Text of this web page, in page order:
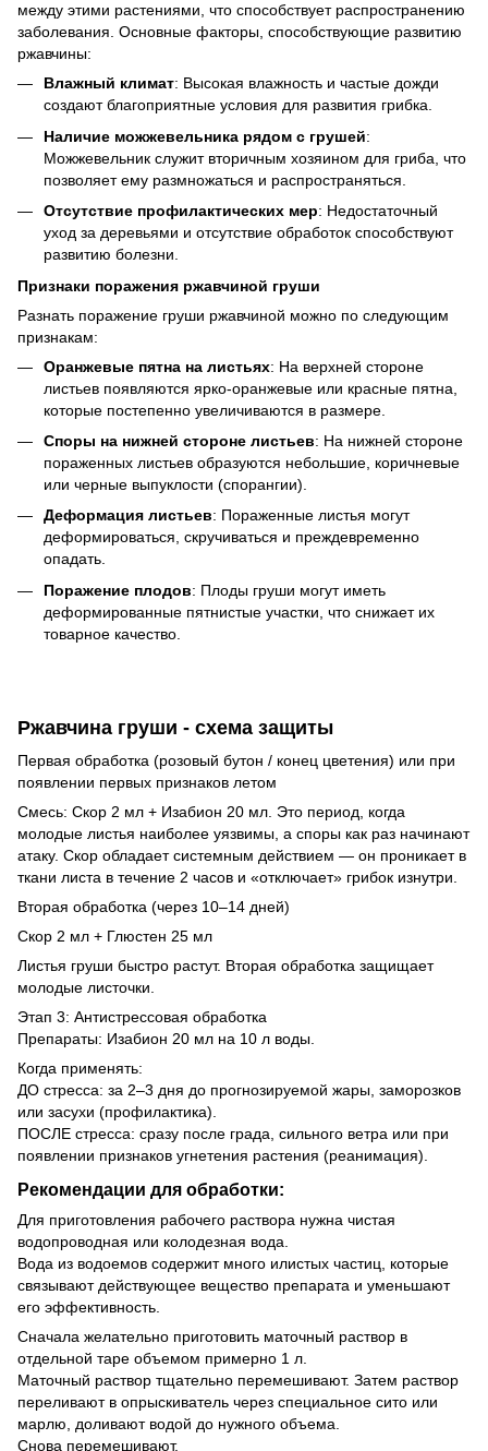
между этими растениями, что способствует распространению
заболевания. Основные факторы, способствующие развитию
ржавчины:
Влажный климат: Высокая влажность и частые дожди
создают благоприятные условия для развития грибка.
Наличие можжевельника рядом с грушей:
Можжевельник служит вторичным хозяином для гриба, что
позволяет ему размножаться и распространяться.
Отсутствие профилактических мер: Недостаточный
уход за деревьями и отсутствие обработок способствуют
развитию болезни.
Признаки поражения ржавчиной груши
Разнать поражение груши ржавчиной можно по следующим
признакам:
Оранжевые пятна на листьях: На верхней стороне
листьев появляются ярко-оранжевые или красные пятна,
которые постепенно увеличиваются в размере.
Споры на нижней стороне листьев: На нижней стороне
пораженных листьев образуются небольшие, коричневые
или черные выпуклости (спорангии).
Деформация листьев: Пораженные листья могут
деформироваться, скручиваться и преждевременно
опадать.
Поражение плодов: Плоды груши могут иметь
деформированные пятнистые участки, что снижает их
товарное качество.
Ржавчина груши - схема защиты
Первая обработка (розовый бутон / конец цветения) или при
появлении первых признаков летом
Смесь: Скор 2 мл + Изабион 20 мл. Это период, когда
молодые листья наиболее уязвимы, а споры как раз начинают
атаку. Скор обладает системным действием — он проникает в
ткани листа в течение 2 часов и «отключает» грибок изнутри.
Вторая обработка (через 10–14 дней)
Скор 2 мл + Глюстен 25 мл
Листья груши быстро растут. Вторая обработка защищает
молодые листочки.
Этап 3: Антистрессовая обработка
Препараты: Изабион 20 мл на 10 л воды.
Когда применять:
ДО стресса: за 2–3 дня до прогнозируемой жары, заморозков
или засухи (профилактика).
ПОСЛЕ стресса: сразу после града, сильного ветра или при
появлении признаков угнетения растения (реанимация).
Рекомендации для обработки:
Для приготовления рабочего раствора нужна чистая
водопроводная или колодезная вода.
Вода из водоемов содержит много илистых частиц, которые
связывают действующее вещество препарата и уменьшают
его эффективность.
Сначала желательно приготовить маточный раствор в
отдельной таре объемом примерно 1 л.
Маточный раствор тщательно перемешивают. Затем раствор
переливают в опрыскиватель через специальное сито или
марлю, доливают водой до нужного объема.
Снова перемешивают.